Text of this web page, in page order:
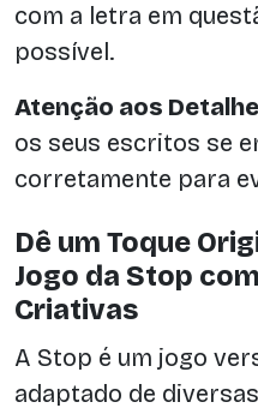
com a letra em
possível.
Atenção aos
os seus escritos se
corretamente para
Dê um Toque
Jogo da Stop
Criativas
A Stop é um jogo
adaptado de